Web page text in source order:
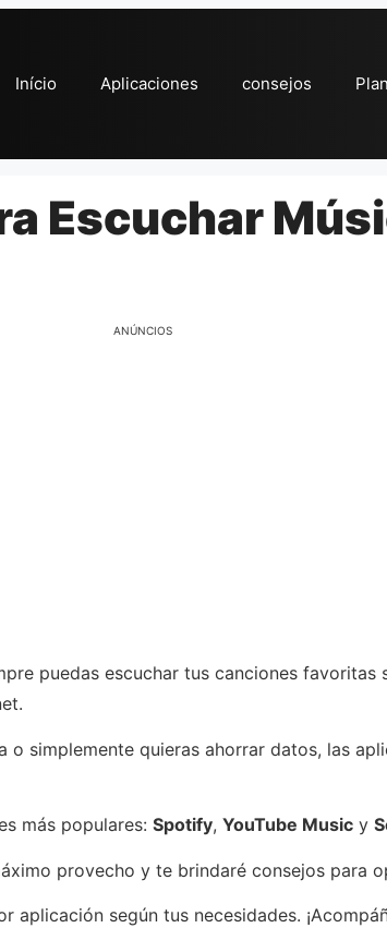
Início Aplicaciones consejos
Escuchar
ANÚNCIOS
puedas escuchar tus canciones
simplemente quieras ahorrar datos, las
más populares: Spotify, YouTube Music y
provecho y te brindaré consejos para
aplicación según tus necesidades.